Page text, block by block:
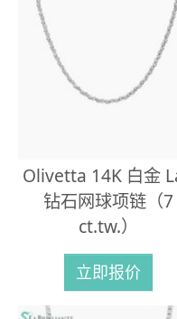
Olivetta 14K 白金
钻石网球项链（7
ct.tw.）
立即报价